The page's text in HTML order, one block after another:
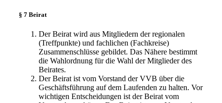
§ 7 Beirat
Der Beirat wird aus Mitgliedern der regionalen
(Treffpunkte) und fachlichen (Fachkreise)
Zusammenschlüsse gebildet. Das Nähere bestimmt
die Wahlordnung für die Wahl der Mitglieder des
Beirates.
Der Beirat ist vom Vorstand der VVB über die
Geschäftsführung auf dem Laufenden zu halten. Vor
wichtigen Entscheidungen ist der Beirat vom